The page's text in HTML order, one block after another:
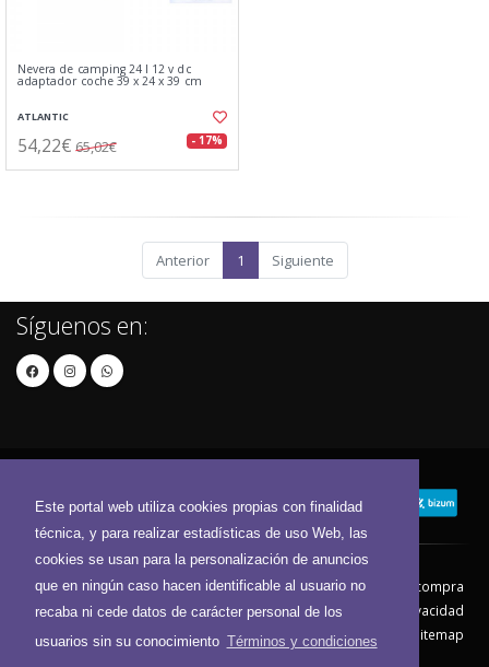
Este portal web utiliza cookies propias con finalidad
técnica, y para realizar estadísticas de uso Web, las
cookies se usan para la personalización de anuncios
que en ningún caso hacen identificable al usuario no
recaba ni cede datos de carácter personal de los
usuarios sin su conocimiento Términos y condiciones
Nevera de camping 24 l 12 v dc
adaptador coche 39 x 24 x 39 cm
ATLANTIC
54,22€ 65,02€ - 17%
Anterior 1 Siguiente
Síguenos en:
Contacto Aviso Legal
Condiciones de compra
Política de envíos
Política de devolución
Política de Privacidad
Política de Cookies
Sitemap